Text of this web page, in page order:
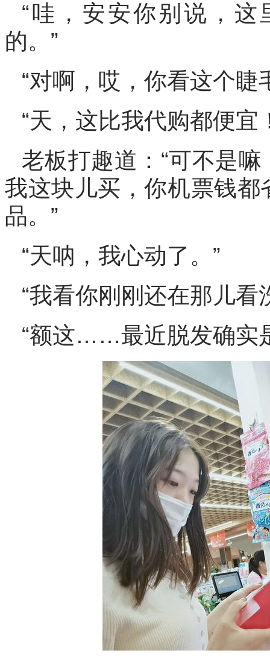
“哇，安安你别说，
的。”
“对啊，哎，你看这个睫
“天，这比我代购都便宜
老板打趣道：“可不是
我这块儿买，你机票钱
品。”
“天呐，我心动了。”
“我看你刚刚还在那儿看
“额这……最近脱发确实